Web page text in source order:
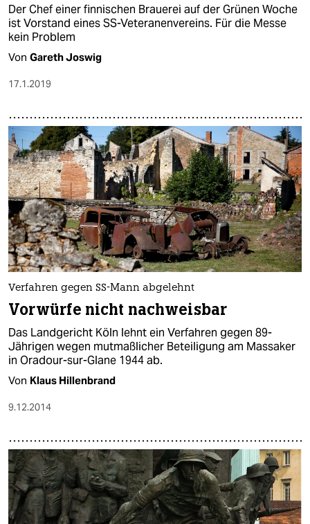
Der Chef einer finnischen Brauerei auf der Grünen Woche
ist Vorstand eines SS-Veteranenvereins. Für die Messe
kein Problem
Von Gareth Joswig
17.1.2019
Verfahren gegen SS-Mann abgelehnt
Vorwürfe nicht nachweisbar
Das Landgericht Köln lehnt ein Verfahren gegen 89-
Jährigen wegen mutmaßlicher Beteiligung am Massaker
in Oradour-sur-Glane 1944 ab.
Von Klaus Hillenbrand
9.12.2014